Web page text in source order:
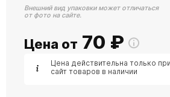
Внешний вид упаковки может отличаться
от фото на сайте.
Цена от 70 ₽
Цена действительна только
сайт товаров в наличии